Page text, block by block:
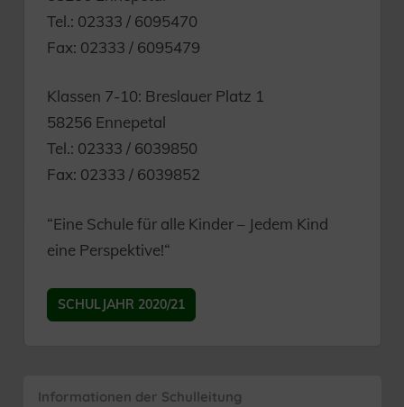
Tel.: 02333 / 6095470
Fax: 02333 / 6095479
Klassen 7-10: Breslauer Platz 1
58256 Ennepetal
Tel.: 02333 / 6039850
Fax: 02333 / 6039852
“Eine Schule für alle Kinder – Jedem Kind
eine Perspektive!“
SCHULJAHR 2020/21
Informationen der Schulleitung